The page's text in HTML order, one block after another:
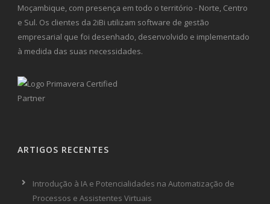
Moçambique, com presença em todo o território - Norte, Centro
e Sul. Os clientes da 2iBi utilizam software de gestão
empresarial que foi desenhado, desenvolvido e implementado
à medida das suas necessidades.
ARTIGOS RECENTES
Introdução à IA e Potencialidades na Automatização de
Processos e Assistentes Virtuais